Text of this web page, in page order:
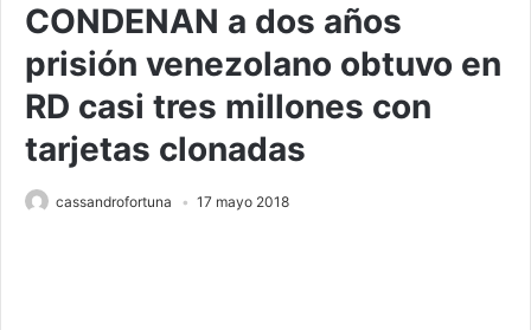
CONDENAN a dos años
prisión venezolano obtuvo en
RD casi tres millones con
tarjetas clonadas
cassandrofortuna 17 mayo 2018